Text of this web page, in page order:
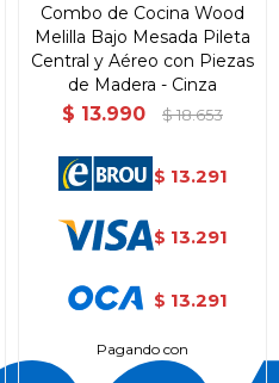
Combo de Cocina Wood
Melilla Bajo Mesada Pileta
Central y Aéreo con Piezas
de Madera - Cinza
$ 13.990 $ 18.653
$ 13.291
$ 13.291
$ 13.291
Pagando con